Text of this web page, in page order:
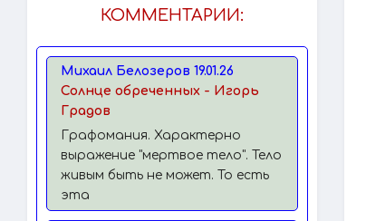
КОММЕНТАРИИ:
Михаил Белозеров 19.01.26
Солнце обреченных - Игорь
Градов
Графомания. Характерно
выражение "мертвое тело". Тело
живым быть не может. То есть
эта